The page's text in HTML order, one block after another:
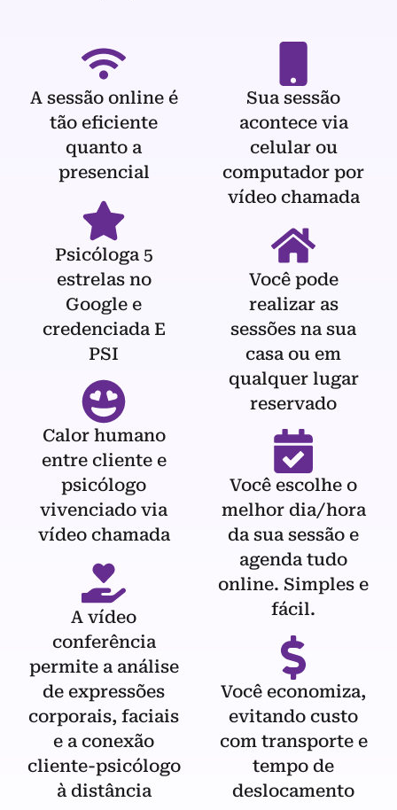
A sessão online é
tão eficiente
quanto a
presencial
Psicóloga 5
estrelas no
Google e
credenciada E
PSI
Calor humano
entre cliente e
psicólogo
vivenciado via
vídeo chamada
A vídeo
conferência
permite a análise
de expressões
corporais, faciais
e a conexão
cliente-psicólogo
à distância
Sua sessão
acontece via
celular ou
computador por
vídeo chamada
Você pode
realizar as
sessões na sua
casa ou em
qualquer lugar
reservado
Você escolhe o
melhor dia/hora
da sua sessão e
agenda tudo
online. Simples e
fácil.
Você economiza,
evitando custo
com transporte e
tempo de
deslocamento